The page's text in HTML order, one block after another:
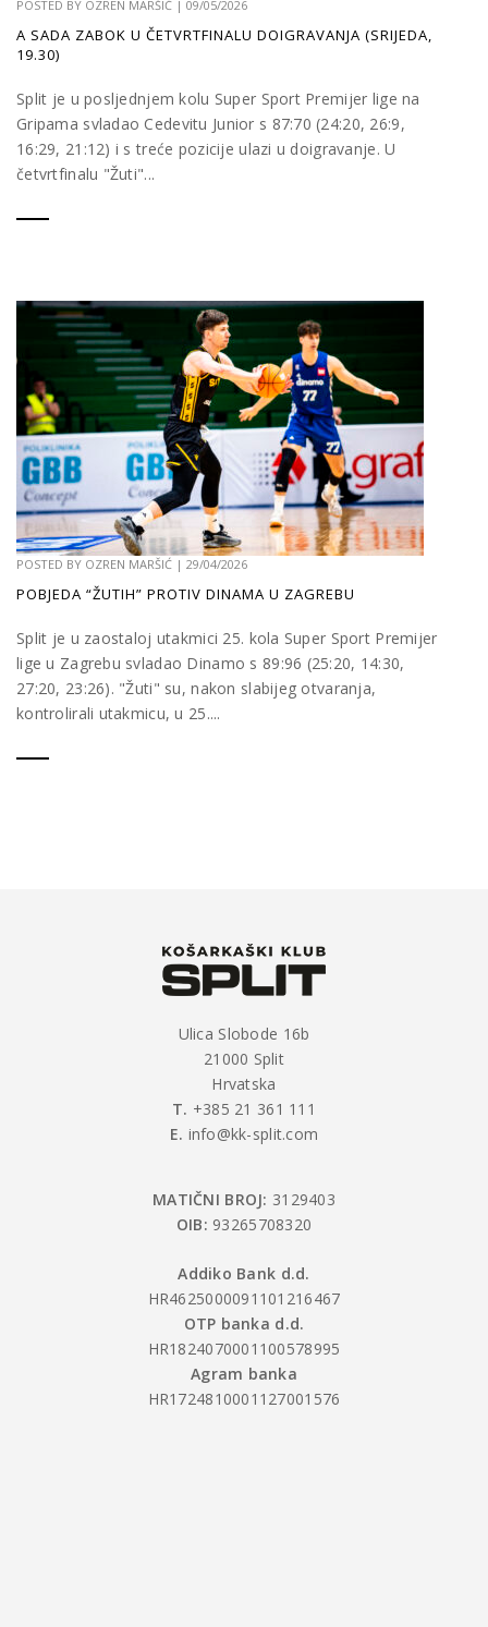
POSTED BY OZREN MARŠIĆ | 09/05/2026
A SADA ZABOK U ČETVRTFINALU DOIGRAVANJA (SRIJEDA,
19.30)
Split je u posljednjem kolu Super Sport Premijer lige na
Gripama svladao Cedevitu Junior s 87:70 (24:20, 26:9,
16:29, 21:12) i s treće pozicije ulazi u doigravanje. U
četvrtfinalu "Žuti"...
POSTED BY OZREN MARŠIĆ | 29/04/2026
POBJEDA “ŽUTIH” PROTIV DINAMA U ZAGREBU
Split je u zaostaloj utakmici 25. kola Super Sport Premijer
lige u Zagrebu svladao Dinamo s 89:96 (25:20, 14:30,
27:20, 23:26). "Žuti" su, nakon slabijeg otvaranja,
kontrolirali utakmicu, u 25....
Ulica Slobode 16b
21000 Split
Hrvatska
T. +385 21 361 111
E. info@kk-split.com
MATIČNI BROJ: 3129403
OIB: 93265708320
Addiko Bank d.d.
HR4625000091101216467
OTP banka d.d.
HR1824070001100578995
Agram banka
HR1724810001127001576